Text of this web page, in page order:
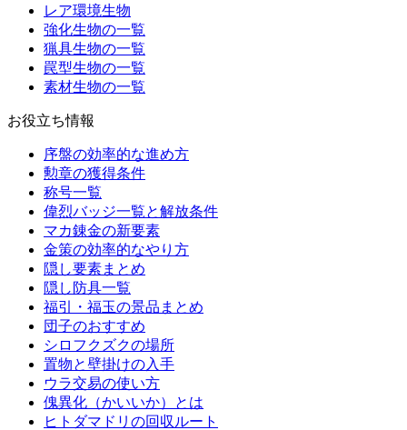
レア環境生物
強化生物の一覧
猟具生物の一覧
罠型生物の一覧
素材生物の一覧
お役立ち情報
序盤の効率的な進め方
勲章の獲得条件
称号一覧
偉烈バッジ一覧と解放条件
マカ錬金の新要素
金策の効率的なやり方
隠し要素まとめ
隠し防具一覧
福引・福玉の景品まとめ
団子のおすすめ
シロフクズクの場所
置物と壁掛けの入手
ウラ交易の使い方
傀異化（かいいか）とは
ヒトダマドリの回収ルート